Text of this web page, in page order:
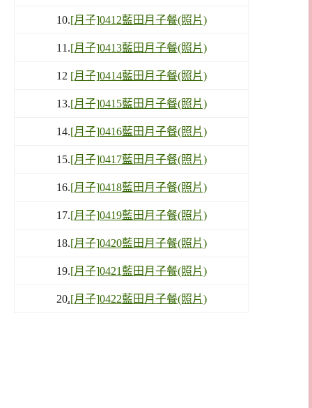
10.[月子]0412藍田月子餐(照片)
11.[月子]0413藍田月子餐(照片)
12 [月子]0414藍田月子餐(照片)
13.[月子]0415藍田月子餐(照片)
14.[月子]0416藍田月子餐(照片)
15.[月子]0417藍田月子餐(照片)
16.[月子]0418藍田月子餐(照片)
17.[月子]0419藍田月子餐(照片)
18.[月子]0420藍田月子餐(照片)
19.[月子]0421藍田月子餐(照片)
20.[月子]0422藍田月子餐(照片)